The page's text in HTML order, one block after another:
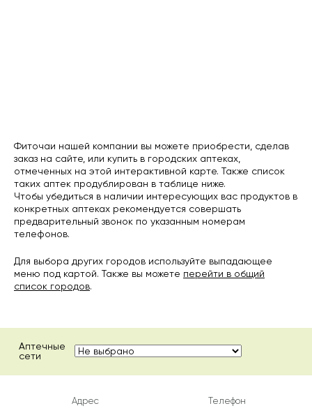
Фиточаи нашей компании вы можете приобрести, сделав
заказ на сайте, или купить в городских аптеках,
отмеченных на этой интерактивной карте. Также список
таких аптек продублирован в таблице ниже.
Чтобы убедиться в наличии интересующих вас продуктов в
конкретных аптеках рекомендуется совершать
предварительный звонок по указанным номерам
телефонов.
Для выбора других городов используйте выпадающее
меню под картой. Также вы можете перейти в общий
список городов.
Аптечные
сети
Адрес Телефон